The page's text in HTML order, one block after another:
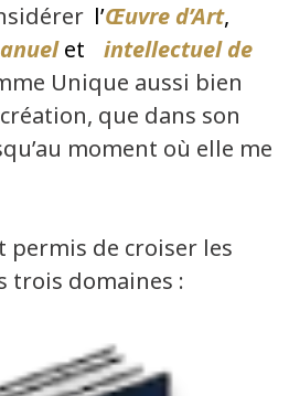
l’Œuvre d’Art,
et
intellectuel de
Unique aussi bien
que dans son
moment où elle me
permis de croiser les
trois domaines :